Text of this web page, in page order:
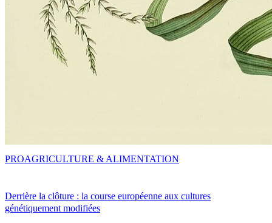
Derrière la clôture : la course européenne aux cultures
génétiquement modifiées
PROAGRICULTURE & ALIMENTATION